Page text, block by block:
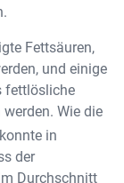
Fettsäuren,
und einige
fettlösliche
Wie die
in
der
Durchschnitt